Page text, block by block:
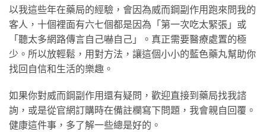
以我這些年在藥局的經驗，會因為威而鋼副作用跑來問我的
客人，十個裡面有六七個都是因為「第一次吃太緊張」或
「聽太多網路傳言自己嚇自己」。真正需要醫療處置的極
少。所以放輕鬆，用對方法，讓這個小小的藍色藥丸幫助你
找回自信和生活的樂趣。
如果你對威而鋼副作用還有疑問，歡迎直接到藥局找我諮
詢，或是從官網訂購時在備註欄寫下問題，我會親自回覆。
健康這件事，多了解一些總是好的。